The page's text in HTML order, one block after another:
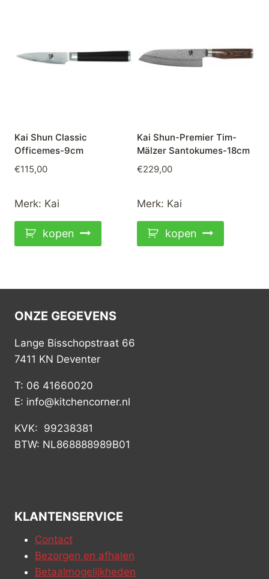
Kai Shun Classic
Officemes-9cm
€115,00
Merk: Kai
kopen
Kai Shun-Premier Tim-
Mälzer Santokumes-18cm
€229,00
Merk: Kai
kopen
ONZE GEGEVENS
Lange Bisschopstraat 66
7411 KN Deventer
T: 06 41660020
E: info@kitchencorner.nl
KVK: 99238381
BTW: NL868888989B01
KLANTENSERVICE
Contact
Bezorgen en afhalen
Betaalmogelijkheden